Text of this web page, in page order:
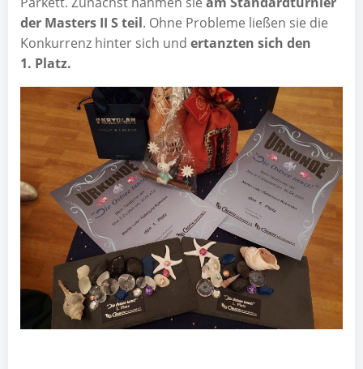
der Mas­ters II S teil. Ohne Pro­ble­me lie­ßen sie die
Kon­kur­renz hin­ter sich und ertanz­ten sich den
1. Platz.